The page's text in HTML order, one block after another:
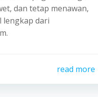
dan tetap menawan,
lengkap dari
read more